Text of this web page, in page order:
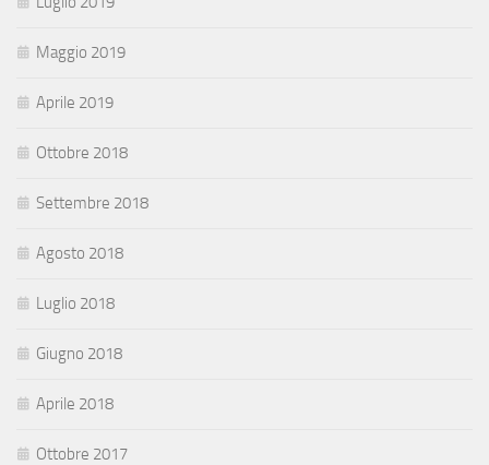
Maggio 2019
Aprile 2019
Ottobre 2018
Settembre 2018
Agosto 2018
Luglio 2018
Giugno 2018
Aprile 2018
Ottobre 2017